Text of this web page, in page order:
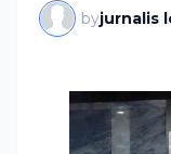
byjurnalis